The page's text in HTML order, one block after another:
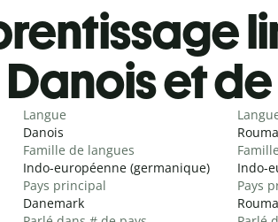
Danois et
Langue
Danois
Famille de langues
Indo-européenne (germanique)
Pays principal
Danemark
Indo-
Pays